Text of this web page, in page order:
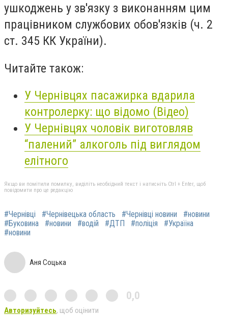
ушкоджень у зв'язку з виконанням цим
працівником службових обов'язків (ч. 2
ст. 345 КК України).
Читайте також:
У Чернівцях пасажирка вдарила
контролерку: що відомо (Відео)
У Чернівцях чоловік виготовляв
“палений” алкоголь під виглядом
елітного
Якщо ви помітили помилку, виділіть необхідний текст і натисніть Ctrl + Enter, щоб
повідомити про це редакцію
#Чернівці #Чернівецька область #Чернівці новини
#новини
#Буковина
#новини #водій #ДТП #поліція
#Україна
#новини
Аня Соцька
0,0
Авторизуйтесь, щоб оцінити